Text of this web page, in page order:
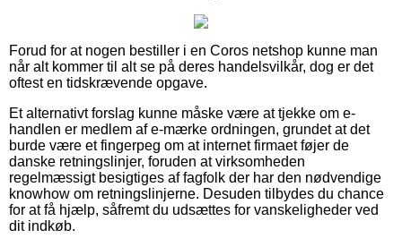
Forud for at nogen bestiller i en Coros netshop kunne man
når alt kommer til alt se på deres handelsvilkår, dog er det
oftest en tidskrævende opgave.
Et alternativt forslag kunne måske være at tjekke om e-
handlen er medlem af e-mærke ordningen, grundet at det
burde være et fingerpeg om at internet firmaet føjer de
danske retningslinjer, foruden at virksomheden
regelmæssigt besigtiges af fagfolk der har den nødvendige
knowhow om retningslinjerne. Desuden tilbydes du chance
for at få hjælp, såfremt du udsættes for vanskeligheder ved
dit indkøb.